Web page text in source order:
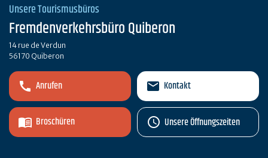
Unsere Tourismusbüros
Fremdenverkehrsbüro Quiberon
14 rue de Verdun
56170 Quiberon
Anrufen
Broschüren
Kontakt
Unsere Öffnungszeiten